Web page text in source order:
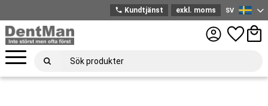
Meny
phone Kundtjänst exkl. moms
Svenska
SV
Favoriter